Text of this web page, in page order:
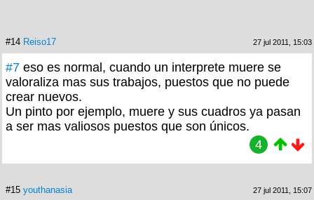
#14 Reiso17 27 jul 2011, 15:03
#7 eso es normal, cuando un interprete muere se
valoraliza mas sus trabajos, puestos que no puede
crear nuevos.
Un pinto por ejemplo, muere y sus cuadros ya pasan
a ser mas valiosos puestos que son únicos.
4
#15 youthanasia 27 jul 2011, 15:07